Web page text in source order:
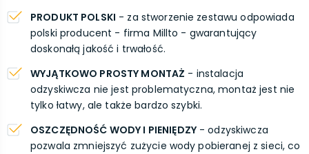
PRODUKT POLSKI - za stworzenie zestawu odpowiada
polski producent - firma Millto - gwarantujący
doskonałą jakość i trwałość.
WYJĄTKOWO PROSTY MONTAŻ - instalacja
odzyskiwcza nie jest problematyczna, montaż jest nie
tylko łatwy, ale także bardzo szybki.
OSZCZĘDNOŚĆ WODY I PIENIĘDZY- odzyskiwcza
pozwala zmniejszyć zużycie wody pobieranej z sieci, co